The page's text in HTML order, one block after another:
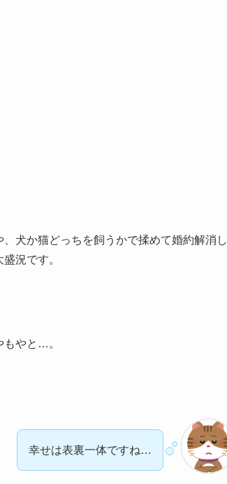
犬か猫どっちを飼うかで揉めて婚約解消し
況です。
もやと…。
幸せは表裏一体ですね…